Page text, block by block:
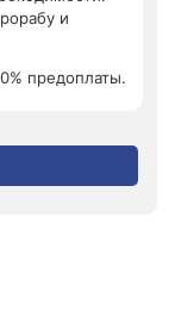
и
предоплаты.